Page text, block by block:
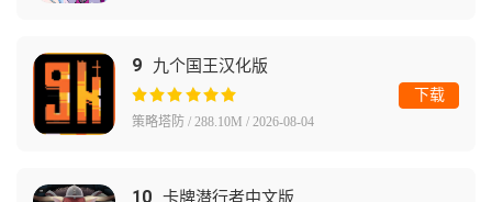
9 九个国王汉化版
策略塔防 / 288.10M / 2026-08-04
下载
10 卡牌潜行者中文版